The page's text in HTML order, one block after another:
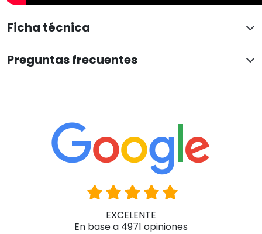
Ficha técnica
Preguntas frecuentes
EXCELENTE
En base a 4971 opiniones